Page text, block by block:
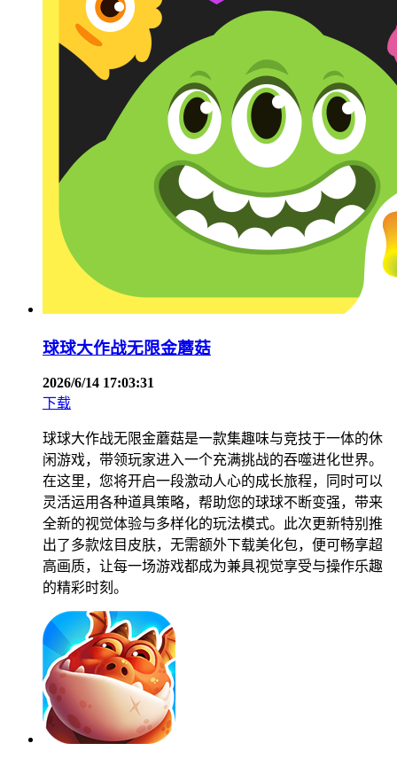
球球大作战无限金蘑菇
2026/6/14 17:03:31
下载
球球大作战无限金蘑菇是一款集趣味与竞技于一体的休
闲游戏，带领玩家进入一个充满挑战的吞噬进化世界。
在这里，您将开启一段激动人心的成长旅程，同时可以
灵活运用各种道具策略，帮助您的球球不断变强，带来
全新的视觉体验与多样化的玩法模式。此次更新特别推
出了多款炫目皮肤，无需额外下载美化包，便可畅享超
高画质，让每一场游戏都成为兼具视觉享受与操作乐趣
的精彩时刻。